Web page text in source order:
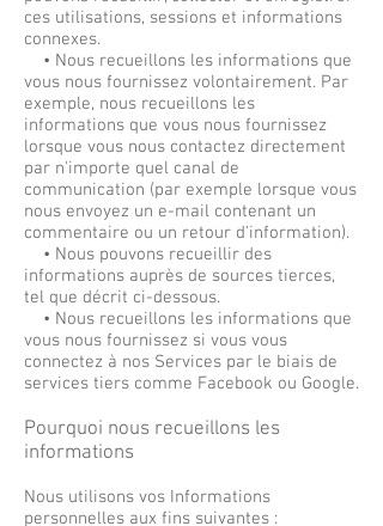
ces utilisations, sessions et informations
connexes.
• Nous recueillons les informations que
vous nous fournissez volontairement. Par
exemple, nous recueillons les
informations que vous nous fournissez
lorsque vous nous contactez directement
par n'importe quel canal de
communication (par exemple lorsque vous
nous envoyez un e-mail contenant un
commentaire ou un retour d'information).
• Nous pouvons recueillir des
informations auprès de sources tierces,
tel que décrit ci-dessous.
• Nous recueillons les informations que
vous nous fournissez si vous vous
connectez à nos Services par le biais de
services tiers comme Facebook ou Google.
Pourquoi nous recueillons les
informations
Nous utilisons vos Informations
personnelles aux fins suivantes :